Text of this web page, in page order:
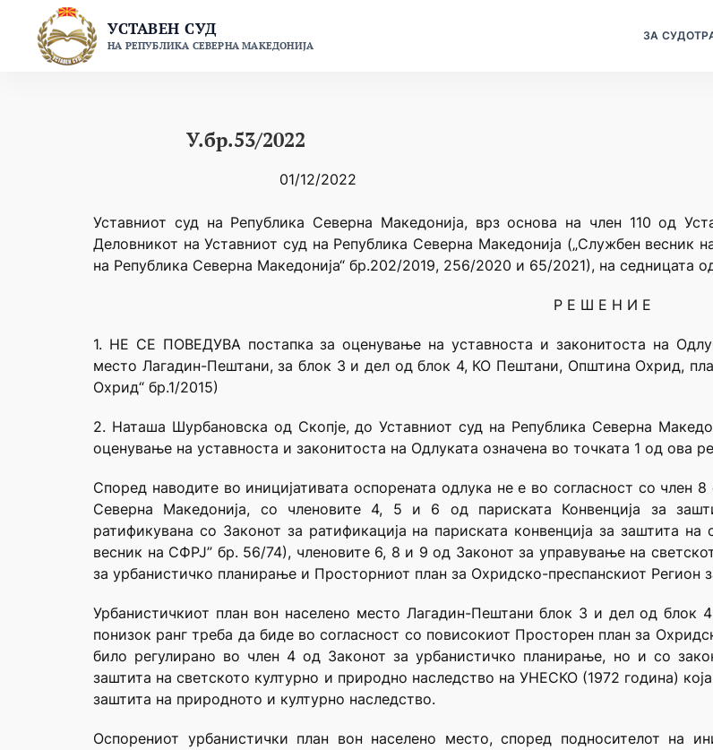
content
УСТАВЕН СУД
НА РЕПУБЛИКА СЕВЕРНА МАКЕДОНИЈА
ЗА СУДОТ
У.бр.53/2022
01/12/2022
Уставниот суд на Република Северна Македонија, врз основа на член 110 од
Деловникот на Уставниот суд на Република Северна Македонија („Службен весник
на Република Северна Македонија“ бр.202/2019, 256/2020 и 65/2021), на седницата
Р Е Ш Е Н И Е
1. НЕ СЕ ПОВЕДУВА постапка за оценување на уставноста и законитоста на
место Лагадин-Пештани, за блок 3 и дел од блок 4, КО Пештани, Општина Охрид,
Охрид“ бр.1/2015)
2. Наташа Шурбановска од Скопје, до Уставниот суд на Република Северна
оценување на уставноста и законитоста на Одлуката означена во точката 1 од ова
Според наводите во иницијативата оспорената одлука не е во согласност со член
Северна Македонија, со членовите 4, 5 и 6 од париската Конвенција за
ратификувана со Законот за ратификација на париската конвенција за заштита
весник на СФРЈ” бр. 56/74), членовите 6, 8 и 9 од Законот за управување на
за урбанистичко планирање и Просторниот план за Охридско-преспанскиот Регион
Урбанистичкиот план вон населено место Лагадин-Пештани блок 3 и дел од блок
понизок ранг треба да биде во согласност со повисокиот Просторен план за
било регулирано во член 4 од Законот за урбанистичко планирање, но и со
заштита на светското културно и природно наследство на УНЕСКО (1972 година)
заштита нa природното и културно наследство.
Оспорениот урбанистички план вон населено место, според подносителот на